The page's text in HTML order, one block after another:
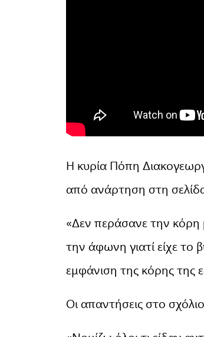
Η κυρία Πόπη
από ανάρτηση στη
«Δεν περάσανε την
την άφωνη γιατί είχε το
εμφάνιση της κόρης της
Οι απαντήσεις στο σχόλιο